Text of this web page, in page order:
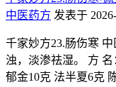
中医药方 发表于
千家妙方23.肠伤寒
浊，淡渗祛湿。 方
郁金10克 法半夏6克